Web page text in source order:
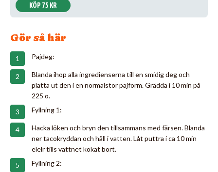
KÖP 75 KR
Gör så här
Pajdeg:
Blanda ihop alla ingredienserna till en smidig deg och
platta ut den i en normalstor pajform. Grädda i 10 min på
225 o.
Fyllning 1:
Hacka löken och bryn den tillsammans med färsen. Blanda
ner tacokryddan och häll i vatten. Låt puttra i ca 10 min
elelr tills vattnet kokat bort.
Fyllning 2: